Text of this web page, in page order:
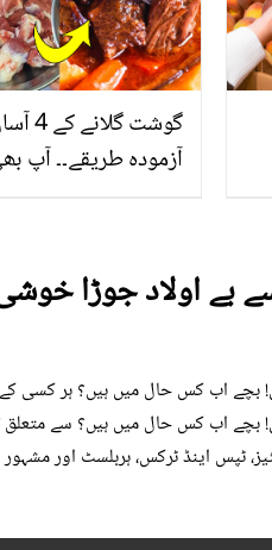
گوشت
آزمودہ طریقے۔۔ آپ
سالوں سے بے
سے نہال! بچے اب کس حال میں ہیں؟ ہر
سے نہال! بچے اب کس حال میں ہیں؟
ٹپس اینڈ ٹرکس، ہربلسٹ اور